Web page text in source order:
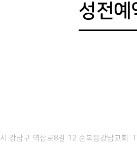
성전예
강남구 역삼로8길 12 순복음강남교회